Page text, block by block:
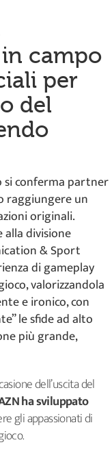
campo
per
del
conferma partner
raggiungere un
originali.
divisione
& Sport
di gameplay
valorizzandola
e ironico, con
le sfide ad alto
più grande,
dell’uscita del
ha sviluppato
gli appassionati di